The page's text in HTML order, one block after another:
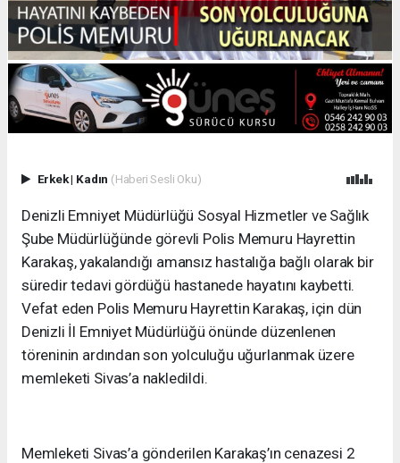
Erkek| Kadın (Haberi Sesli Oku)
Denizli Emniyet Müdürlüğü Sosyal Hizmetler ve Sağlık
Şube Müdürlüğünde görevli Polis Memuru Hayrettin
Karakaş, yakalandığı amansız hastalığa bağlı olarak bir
süredir tedavi gördüğü hastanede hayatını kaybetti.
Vefat eden Polis Memuru Hayrettin Karakaş, için dün
Denizli İl Emniyet Müdürlüğü önünde düzenlenen
töreninin ardından son yolculuğu uğurlanmak üzere
memleketi Sivas’a nakledildi.
Memleketi Sivas’a gönderilen Karakaş’ın cenazesi 2